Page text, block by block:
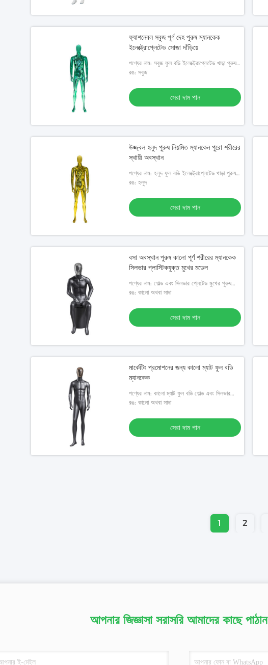
ফ্যাশনেবল সবুজ পূর্ণ দেহ পুরুষ ম্যানকেক
ইলেক্ট্রোপ্লেটেড সোজা দাঁড়িয়ে
পণ্যের নাম: সবুজ ফুল বডি ইলেক্ট্রোপ্লেটেড খাড়া পুরুষ
ম্যানেকুইনের উইন্ডো ডিসপ্লে
রঙ: সবুজ
সেরা দাম পান
উজ্জ্বল হলুদ পুরুষ নিয়মিত ম্যানকেন পুরো শরীরের
স্থায়ী অবস্থান
পণ্যের নাম: হলুদ ফুল বডি ইলেক্ট্রোপ্লেটেড খাড়া পুরুষ
ম্যানেকুইনের উইন্ডো ডিসপ্লে
রঙ: হলুদ
সেরা দাম পান
বসা অবস্থান পুরুষ কালো পূর্ণ শরীরের ম্যানকেক
সিলভার প্লাস্টিকযুক্ত মুখের মডেল
পণ্যের নাম: গোল্ড এবং সিলভার প্লেটেড মুখের পুরুষ
বসার ভঙ্গি সম্পূর্ণ শরীরের মডেল
রঙ: কালো অথবা সাদা
সেরা দাম পান
মার্কেটিং প্রমোশনের জন্য কালো ম্যাট ফুল বডি
ম্যানকেক
পণ্যের নাম: কালো ম্যাট ফুল বডি গোল্ড এবং সিলভার
প্লেটেড ফেস পুরুষ ম্যানেকুইন
রঙ: কালো অথবা সাদা
সেরা দাম পান
1 2
আপনার জিজ্ঞাসা সরাসরি আমাদের কাছে পাঠান